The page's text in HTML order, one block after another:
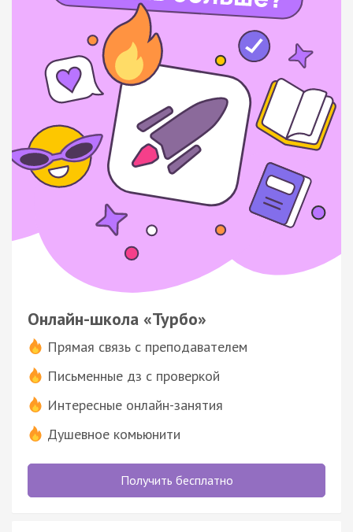
Онлайн-школа «Турбо»
Прямая связь с преподавателем
Письменные дз с проверкой
Интересные онлайн-занятия
Душевное комьюнити
Получить бесплатно